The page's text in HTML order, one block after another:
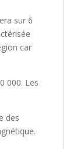
sur 6
car
000. Les
des